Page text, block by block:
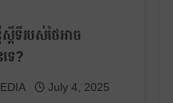
ស្ដីទីរបស់ថៃអាច
េ?
July 4, 2025